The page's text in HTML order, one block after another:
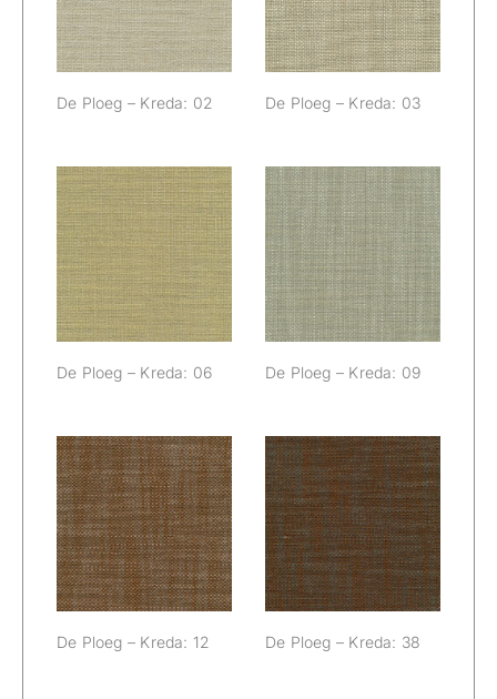
De Ploeg – Kreda: 02 De Ploeg – Kreda: 03
De Ploeg –
Kreda: 06
De Ploeg – Kreda: 06
De Ploeg –
Kreda: 09
De Ploeg – Kreda: 09
De Ploeg –
Kreda: 12
De Ploeg – Kreda: 12
De Ploeg –
Kreda: 38
De Ploeg – Kreda: 38